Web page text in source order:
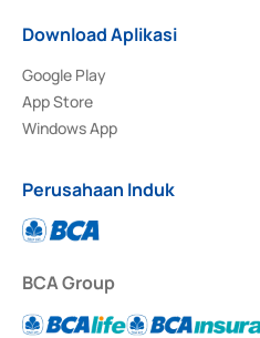
Download Aplikasi
Google Play
App Store
Windows App
Perusahaan Induk
BCA Group